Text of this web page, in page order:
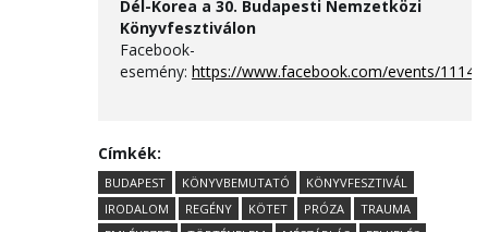
Dél-Korea a 30. Budapesti Nemzetközi
Könyvfesztiválon
Facebook-
esemény: https://www.facebook.com/events/
Címkék:
BUDAPEST KÖNYVBEMUTATÓ
KÖNYVFESZTIVÁL
IRODALOM
REGÉNY KÖTET PRÓZA
TRAUMA